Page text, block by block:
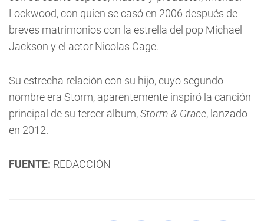
Lockwood, con quien se casó en 2006 después de
breves matrimonios con la estrella del pop Michael
Jackson y el actor Nicolas Cage.
Su estrecha relación con su hijo, cuyo segundo
nombre era Storm, aparentemente inspiró la canción
principal de su tercer álbum,Storm & Grace, lanzado
en 2012.
FUENTE: REDACCIÓN